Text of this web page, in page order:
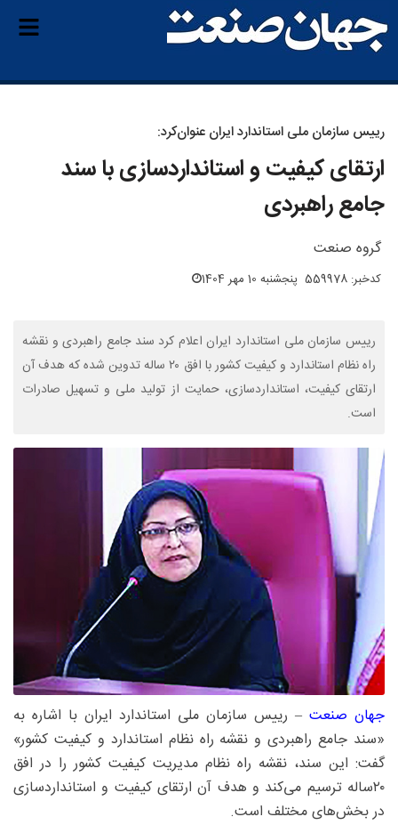
رییس سازمان ملی استاندارد ایران عنوان‌کرد:
ارتقای کیفیت و استانداردسازی با سند
جامع راهبردی
گروه صنعت
کدخبر: 559978 پنجشنبه 10 مهر 1404
رییس سازمان ملی استاندارد ایران اعلام کرد سند جامع راهبردی و نقشه
راه نظام استاندارد و کیفیت کشور با افق ۲۰ ساله تدوین شده که هدف آن
ارتقای کیفیت، استانداردسازی، حمایت از تولید ملی و تسهیل صادرات
است.
جهان صنعت – رییس سازمان ملی استاندارد ایران با اشاره به
«سند جامع راهبردی و نقشه راه نظام استاندارد و کیفیت کشور»
گفت: این سند، نقشه راه نظام مدیریت کیفیت کشور را در افق
۲۰‌ساله ترسیم می‌کند و هدف آن ارتقای کیفیت و استانداردسازی
در بخش‌های مختلف است.